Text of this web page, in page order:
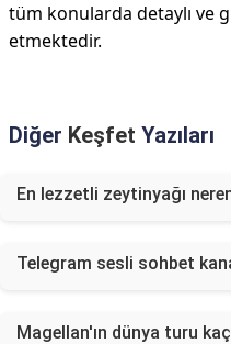
tüm konularda detaylı ve
etmektedir.
Diğer Keşfet Yazıları
En lezzetli zeytinyağı
Telegram sesli sohbet
Magellan'ın dünya turu